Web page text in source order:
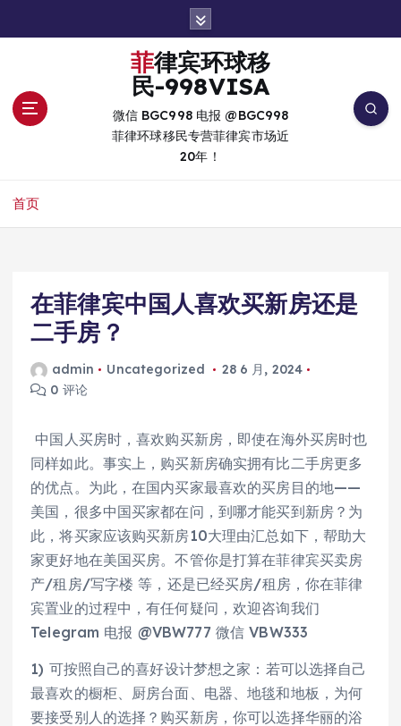
菲律宾环球移
民-998VISA
微信 BGC998 电报 @BGC998
菲律环球移民专营菲律宾市场近
20年！
首页
在菲律宾中国人喜欢买新房还是
二手房？
admin Uncategorized
28 6 月, 2024
0 评论
中国人买房时，喜欢购买新房，即使在海外买房时也
同样如此。事实上，购买新房确实拥有比二手房更多
的优点。为此，在国内买家最喜欢的买房目的地——
美国，很多中国买家都在问，到哪才能买到新房？为
此，将买家应该购买新房10大理由汇总如下，帮助大
家更好地在美国买房。不管你是打算在菲律宾买卖房
产/租房/写字楼 等，还是已经买房/租房，你在菲律
宾置业的过程中，有任何疑问，欢迎咨询我们
Telegram 电报 @VBW777 微信 VBW333
1) 可按照自己的喜好设计梦想之家：若可以选择自己
最喜欢的橱柜、厨房台面、电器、地毯和地板，为何
要接受别人的选择？购买新房，你可以选择华丽的浴